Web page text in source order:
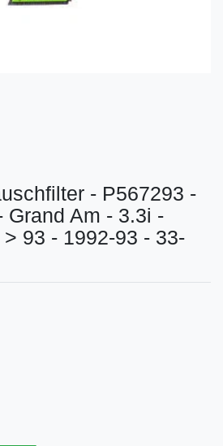
- P567293 -
Grand Am - 3.3i -
93 - 1992-93 - 33-